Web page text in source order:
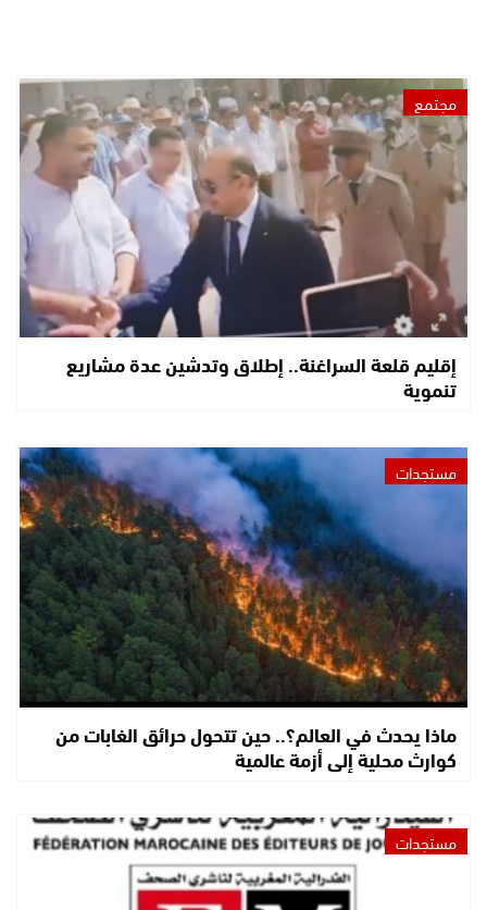
مجتمع
إقليم قلعة السراغنة.. إطلاق وتدشين عدة مشاريع
تنموية
مستجدات
ماذا يحدث في العالم؟.. حين تتحول حرائق الغابات من
كوارث محلية إلى أزمة عالمية
مستجدات